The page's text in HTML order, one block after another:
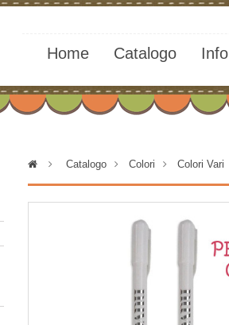
Home Catalogo Info
> Catalogo > Colori > Colori Vari